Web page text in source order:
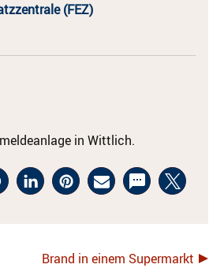
(FEZ)
in Wittlich.
Brand in einem Supermarkt